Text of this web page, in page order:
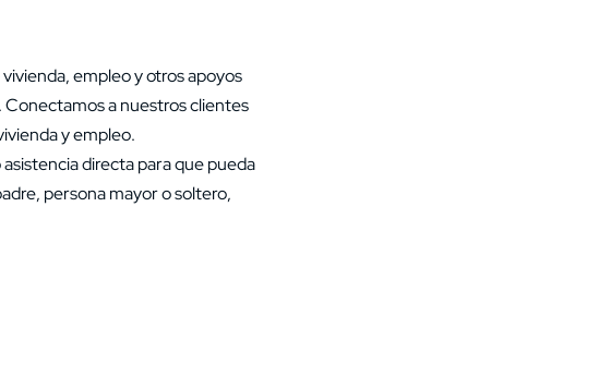
empleo y otros apoyos
Conectamos a nuestros clientes
y empleo.
directa para que pueda
persona mayor o soltero,